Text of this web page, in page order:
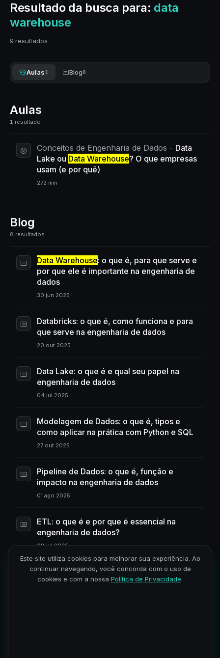
Resultado da busca para: data
warehouse
9 resultados
Aulas1 Blog8
Aulas
1 resultado
Conceitos de Engenharia de Dados
Data
Lake ou Data Warehouse? O que empresas
usam (e por quê)
272 min
Blog
8 resultados
Data Warehouse: o que é, para que serve e
por que ele é importante na engenharia de
dados
30 jun 2025
Databricks: o que é, como funciona e para
que serve na engenharia de dados
20 out 2025
Data Lake: o que é e qual seu papel na
engenharia de dados
04 jul 2025
Modelagem de Dados: o que é, tipos e
como aplicar na prática com Python e SQL
27 out 2025
Pipeline de Dados: o que é, função e
impacto na engenharia de dados
01 ago 2025
ETL: o que é e por que é essencial na
engenharia de dados?
08 jul 2025
Engenharia de dados: o que é, o que faz e
como iniciar na área
Este site utiliza cookies para melhorar sua experiência. Ao
continuar navegando, você concorda com o uso de
cookies e com a nossa Política de Privacidade.